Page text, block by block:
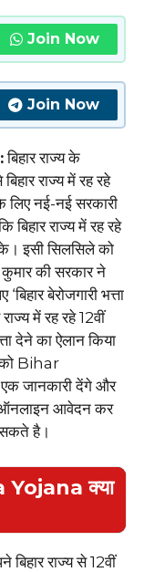
Join Now
Join Now
बिहार राज्य के
राज्य में रह रहे
नई-नई सरकारी
बिहार राज्य में रह रहे
इसी सिलसिले को
कुमार की सरकार ने
बेरोजगारी भत्ता
में रह रहे 12वीं
देने का ऐलान किया
Bihar
जानकारी देंगे और
ऑनलाइन आवेदन कर
है।
क्या
राज्य से 12वीं